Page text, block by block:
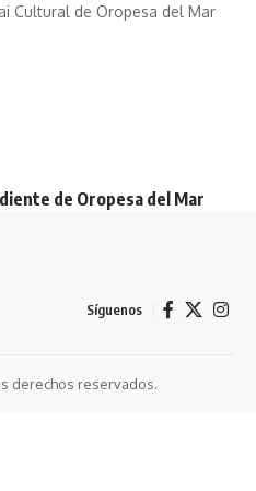
Cultural de Oropesa del Mar
de Oropesa del Mar
Síguenos
derechos reservados.